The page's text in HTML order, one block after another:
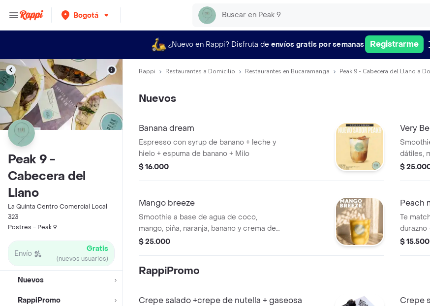
Bogotá
¿Nuevo en Rappi? Disfruta de envíos gratis por semanas Registrarme
Peak 9 -
Cabecera del
Llano
La Quinta Centro Comercial Local
323
Postres - Peak 9
Envío Gratis
(nuevos usuarios)
Nuevos
RappiPromo
Rappi Restaurantes a Domicilio Restaurantes en Bucaramanga Peak 9 - Cabecera del Llano a
Nuevos
Banana dream
Espresso con syrup de banano + leche y
hielo + espuma de banano + Milo
$ 16.000
Very
dátiles,
griego
$
Mango breeze
Smoothie a base de agua de coco,
mango, piña, naranja, banano y crema de
coco decorado con coco deshidratado
$ 25.000
Peach
Te
durazno
$ 15.500
RappiPromo
Crepe salado +crepe de nutella + gaseosa Crepe